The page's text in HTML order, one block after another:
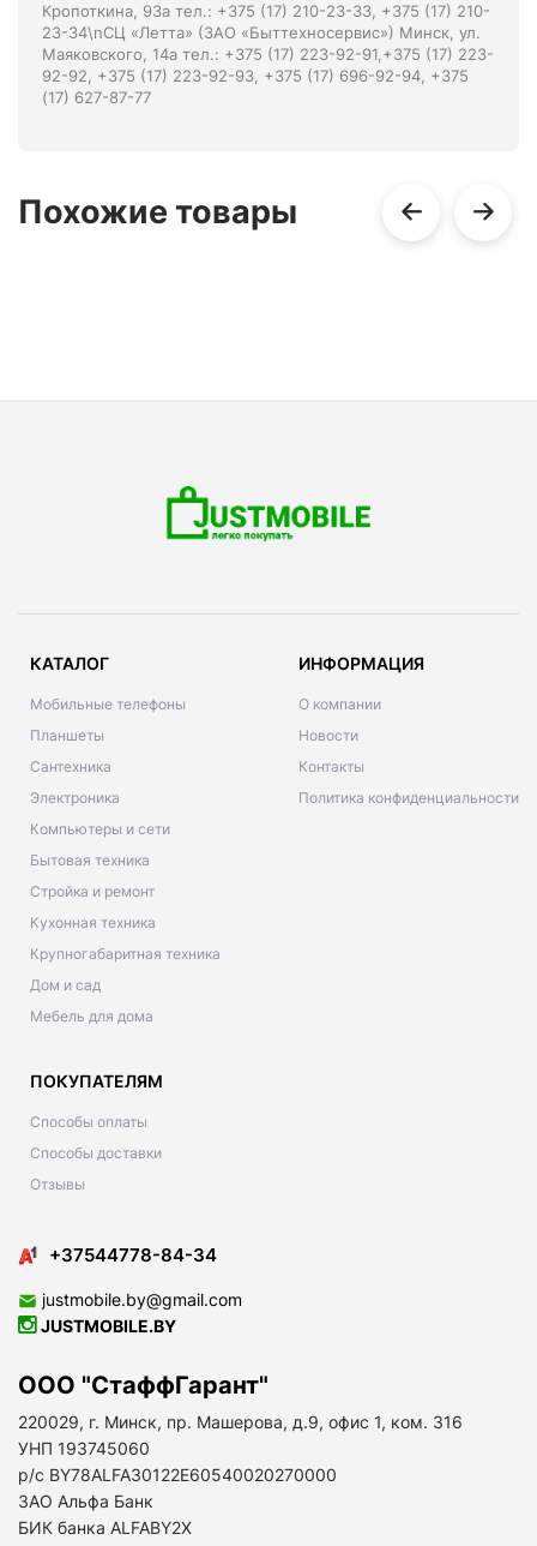
Кропоткина, 93а тел.: +375 (17) 210-23-33, +375 (17) 210-
23-34\nСЦ «Летта» (ЗАО «Быттехносервис») Минск, ул.
Маяковского, 14а тел.: +375 (17) 223-92-91,+375 (17) 223-
92-92, +375 (17) 223-92-93, +375 (17) 696-92-94, +375
(17) 627-87-77
Похожие товары
КАТАЛОГ
Мобильные телефоны
Планшеты
Сантехника
Электроника
Компьютеры и сети
Бытовая техника
Стройка и ремонт
Кухонная техника
Крупногабаритная техника
Дом и сад
Мебель для дома
ИНФОРМАЦИЯ
О компании
Новости
Контакты
Политика конфиденциальности
ПОКУПАТЕЛЯМ
Способы оплаты
Способы доставки
Отзывы
+37544778-84-34
justmobile.by@gmail.com
JUSTMOBILE.BY
ООО "СтаффГарант"
220029, г. Минск, пр. Машерова, д.9, офис 1, ком. 316
УНП 193745060
р/с BY78ALFA30122E60540020270000
ЗАО Альфа Банк
БИК банка ALFABY2X